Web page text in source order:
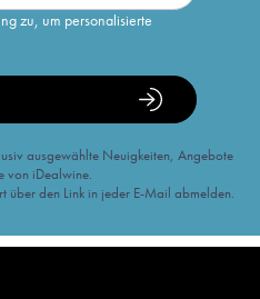
zu, um personalisierte
ausgewählte Neuigkeiten, Angebote
von iDealwine.
über den Link in jeder E-Mail abmelden.